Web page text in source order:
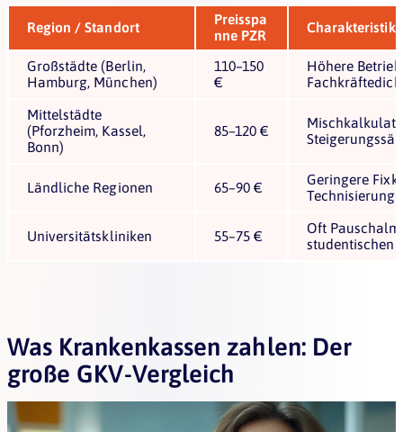
Region / Standort
Preisspa
nne PZR
Charakteristik
Großstädte (Berlin,
Hamburg, München)
110–150
€
Höhere
Mittelstädte
(Pforzheim, Kassel,
Bonn)
85–120 €
Ländliche Regionen 65–90 €
Geringere
Universitätskliniken 55–75 €
Oft
studentischen
Was Krankenkassen zahlen: Der
große GKV-Vergleich